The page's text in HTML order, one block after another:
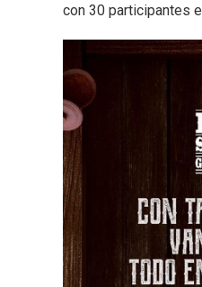
con 30 participantes